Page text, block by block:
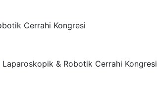
Cerrahi Kongresi
Laparoskopik & Robotik Cerrahi Kongresi